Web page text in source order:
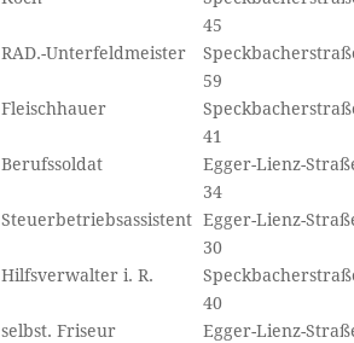
45
RAD.-Unterfeldmeister
59
Fleischhauer
41
Berufssoldat
Egger-Lienz-
34
Steuerbetriebsassistent Egger-Lienz-
30
Hilfsverwalter i. R.
40
selbst. Friseur
Egger-Lienz-